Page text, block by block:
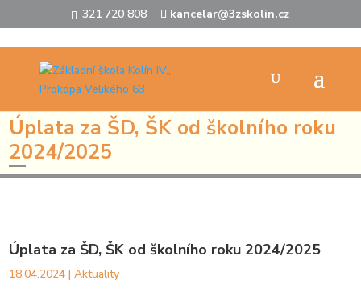
321 720 808 kancelar@3zskolin.cz
Úplata za ŠD, ŠK od školního roku
2024/2025
Úplata za ŠD, ŠK od školního roku 2024/2025
18.04.2024 |Aktuality